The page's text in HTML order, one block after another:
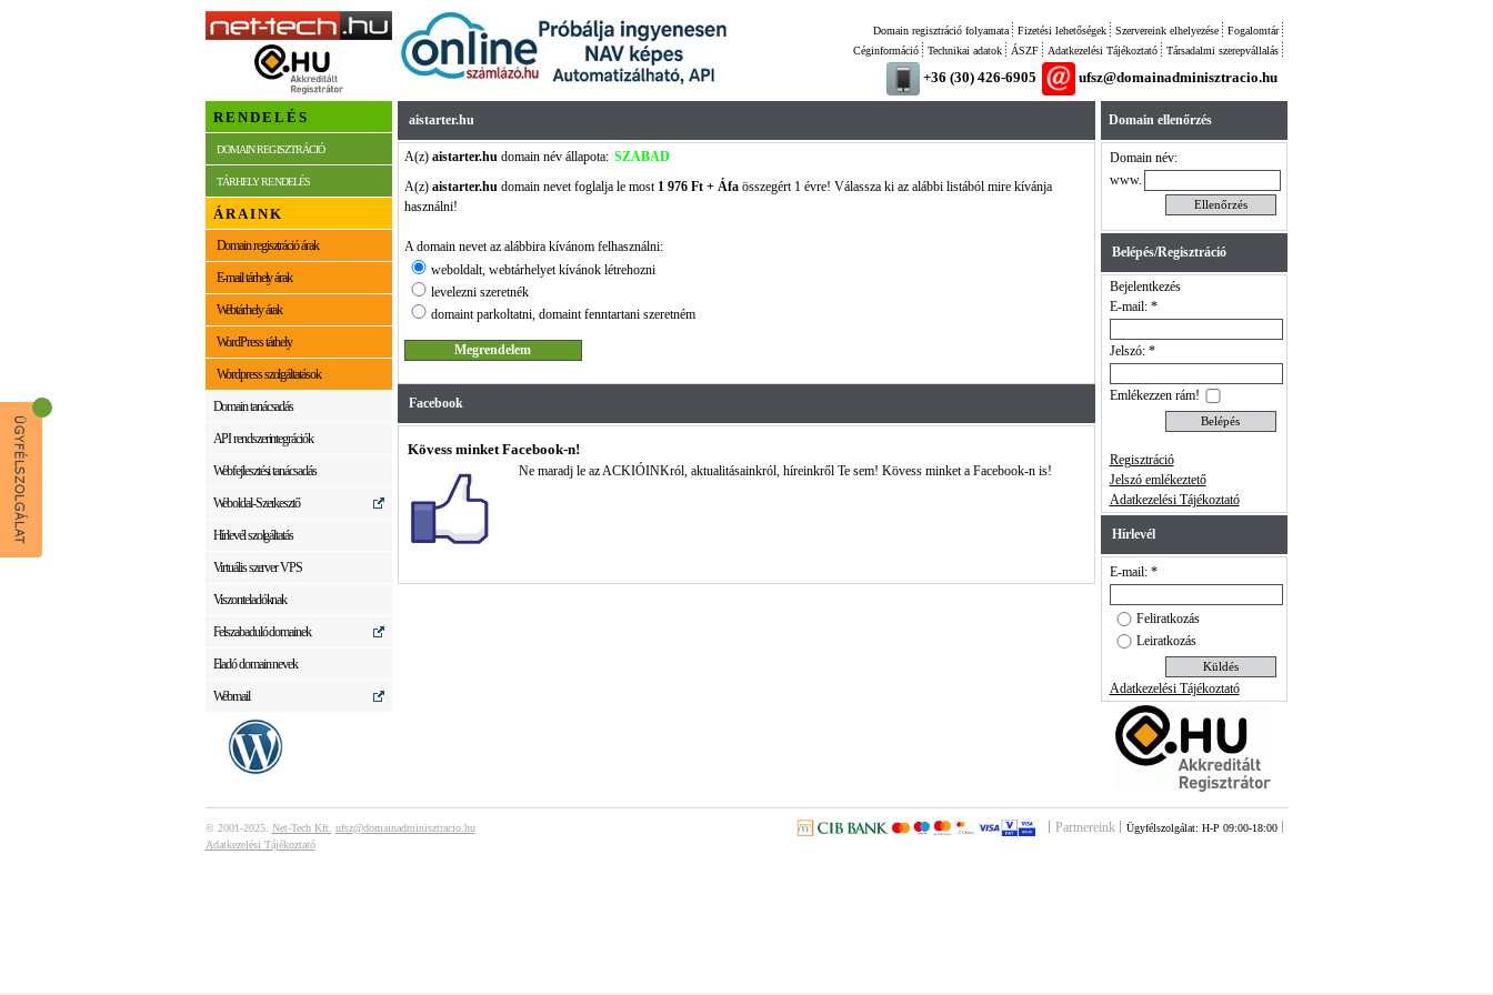
Fogalomtár
Szervereink elhelyezése
Fizetési lehetőségek
Domain regisztráció folyamata
Társadalmi szerepvállalás
Adatkezelési Tájékoztató
ÁSZF
Technikai adatok
Céginformáció
+36 (30) 426-6905 ufsz@domainadminisztracio.hu
RENDELÉS
DOMAIN REGISZTRÁCIÓ
TÁRHELY RENDELÉS
ÁRAINK
Domain regisztráció árak
E-mail tárhely árak
Webtárhely árak
WordPress tárhely
Wordpress szolgáltatások
Domain tanácsadás
API rendszerintegrációk
Webfejlesztési tanácsadás
Weboldal-Szerkesztő
Hírlevél szolgáltatás
Virtuális szerver VPS
Viszonteladóknak
Felszabaduló domainek
Eladó domain nevek
Webmail
aistarter.hu
A(z) aistarter.hudomain név állapota: SZABAD
A(z) aistarter.hudomain nevet foglalja le most 1 976 Ft + Áfaösszegért 1 évre! Válassza ki az alábbi listából mire kívánja
használni!
A domain nevet az alábbira kívánom felhasználni:
weboldalt, webtárhelyet kívánok létrehozni
levelezni szeretnék
domaint parkoltatni, domaint fenntartani szeretném
Facebook
Kövess minket Facebook-n!
Ne maradj le az ACKIÓINKról, aktualitásainkról, híreinkről Te sem! Kövess minket a Facebook-n is!
Domain ellenőrzés
Domain név:
www.
Belépés/Regisztráció
Bejelentkezés
E-mail: *
Jelszó: *
Emlékezzen rám!
Regisztráció
Jelszó emlékeztető
Adatkezelési Tájékoztató
Hírlevél
E-mail: *
Feliratkozás
Leiratkozás
Adatkezelési Tájékoztató
© 2001-2025. Net-Tech Kft. ufsz@domainadminisztracio.hu
Adatkezelési Tájékoztató
Partnereink Ügyfélszolgálat: H-P 09:00-18:00